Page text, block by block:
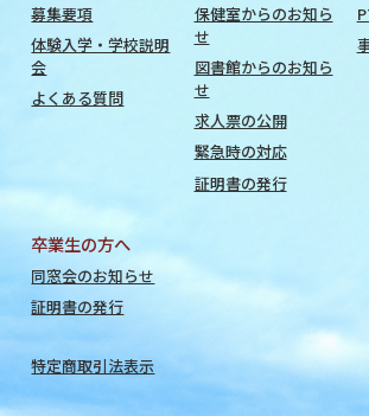
募集要項
体験入学・学校説明
会
よくある質問
保健室からのお知ら
せ
図書館からのお知ら
せ
求人票の公開
緊急時の対応
証明書の発行
卒業生の方へ
同窓会のお知らせ
証明書の発行
特定商取引法表示